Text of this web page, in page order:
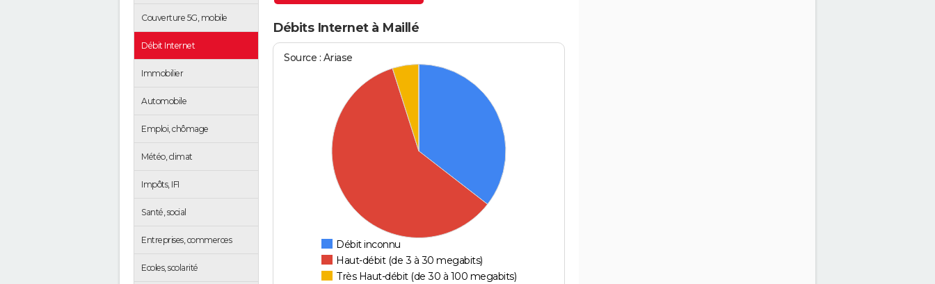
Couverture 5G, mobile
Débit Internet
Immobilier
Automobile
Emploi, chômage
Météo, climat
Impôts, IFI
Santé, social
Entreprises, commerces
Ecoles, scolarité
Débits Internet à Maillé
Source : Ariase
Débit inconnu
Haut-débit (de 3 à 30 megabits)
Très Haut-débit (de 30 à 100 megabits)